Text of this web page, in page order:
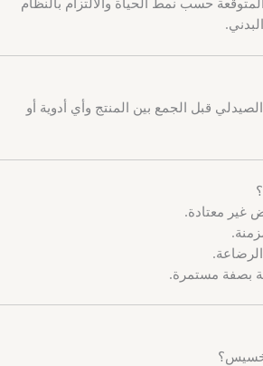
قبل الجمع بين المنتج وأي أدوية أو
غير معتادة.
بصفة مستمرة.